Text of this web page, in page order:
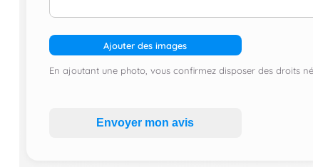
Ajouter des images
En ajoutant une photo, vous confirmez disposer des droits
Envoyer mon avis